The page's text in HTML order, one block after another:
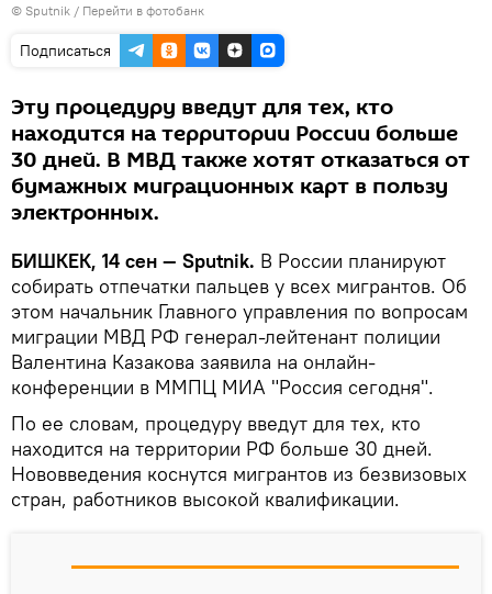
© Sputnik / Перейти в фотобанк
Подписаться
Эту процедуру введут для тех, кто
находится на территории России больше
30 дней. В МВД также хотят отказаться от
бумажных миграционных карт в пользу
электронных.
БИШКЕК, 14 сен — Sputnik. В России планируют
собирать отпечатки пальцев у всех мигрантов. Об
этом начальник Главного управления по вопросам
миграции МВД РФ генерал-лейтенант полиции
Валентина Казакова заявила на онлайн-
конференции в ММПЦ МИА "Россия сегодня".
По ее словам, процедуру введут для тех, кто
находится на территории РФ больше 30 дней.
Нововведения коснутся мигрантов из безвизовых
стран, работников высокой квалификации.